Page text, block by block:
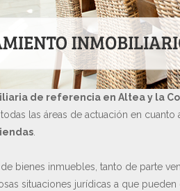
de referencia en Altea y la
las áreas de actuación en cuanto
bienes inmuebles, tanto de parte
situaciones jurídicas a que